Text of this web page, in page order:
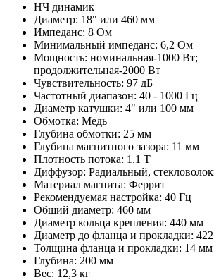
НЧ динамик
Диаметр: 18" или 460 мм
Импеданс: 8 Ом
Минимальный импеданс: 6,2 Ом
Мощность: номинальная-1000 Вт;
продолжительная-2000 Вт
Чувствительность: 97 дБ
Частотный диапазон: 40 - 1000 Гц
Диаметр катушки: 4" или 100 мм
Обмотка: Медь
Глубина обмотки: 25 мм
Глубина магнитного зазора: 11 мм
Плотность потока: 1.1 T
Диффузор: Радиальный,
Материал магнита: Феррит
Рекомендуемая настройка: 40 Гц
Общий диаметр: 460 мм
Диаметр кольца крепления: 440 мм
Диаметр до фланца и прокладки:
Толщина фланца и прокладки: 14 мм
Глубина: 200 мм
Вес: 12,3 кг